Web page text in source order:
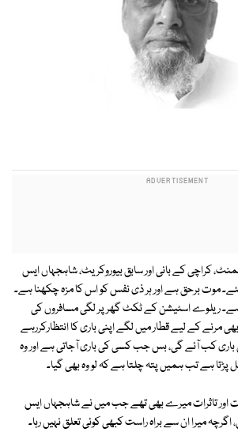
کراچی کے بانی اور سابق بیوروکریٹ، شاہجہاں ایس
موت برحق ہے اور ہر ذی نفس کو اس کا مزہ چکھنا ہے۔
ریلوے اسٹیشن کے ٹکٹ گھر پر لگی مسافروں کی
مرنے کے لیے قطار میں لگے اپنی باری کا انتظارکررہے
باری کب آئے گی، بس جب کسی کی باری آجاتی ہے اور وہ
ہے تب ہمیں پتہ چلتا ہے کہ لو وہ بھی گیا۔
تاثرات میرے بھی تھے جب میں نے شاہجہاں ایس
میرا ان سے براہ راست کبھی کوئی تعلق نہیں رہا۔